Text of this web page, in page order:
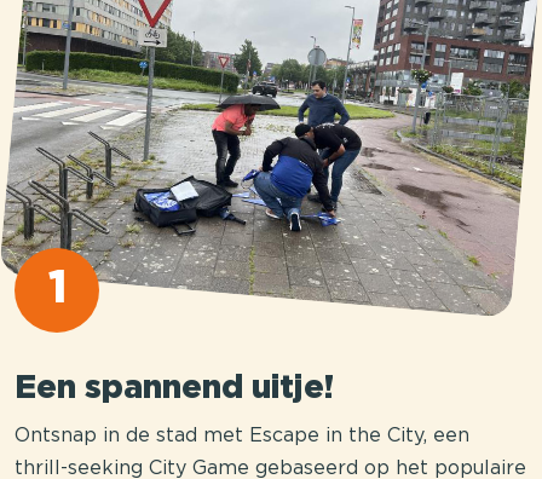
1
Een spannend uitje!
Ontsnap in de stad met Escape in the City, een
thrill-seeking City Game gebaseerd op het populaire